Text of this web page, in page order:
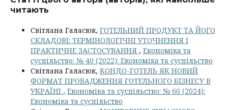
читають
Світлана Галасюк, ГОТЕЛЬНИЙ ПРОДУКТ ТА ЙОГО
СКЛАДОВІ: ТЕРМІНОЛОГІЧНІ УТОЧНЕННЯ І
ПРАКТИЧНЕ ЗАСТОСУВАННЯ , Економіка та
суспільство: № 40 (2022): Економіка та суспільство
Світлана Галасюк, КОНДО-ГОТЕЛЬ ЯК НОВИЙ
ФОРМАТ ПРОВАДЖЕННЯ ГОТЕЛЬНОГО БІЗНЕСУ В
УКРАЇНІ , Економіка та суспільство: № 60 (2024):
Економіка та суспільство